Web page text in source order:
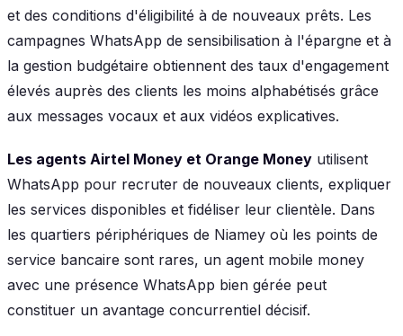
et des conditions d'éligibilité à de nouveaux prêts. Les
campagnes WhatsApp de sensibilisation à l'épargne et à
la gestion budgétaire obtiennent des taux d'engagement
élevés auprès des clients les moins alphabétisés grâce
aux messages vocaux et aux vidéos explicatives.
Les agents Airtel Money et Orange Money utilisent
WhatsApp pour recruter de nouveaux clients, expliquer
les services disponibles et fidéliser leur clientèle. Dans
les quartiers périphériques de Niamey où les points de
service bancaire sont rares, un agent mobile money
avec une présence WhatsApp bien gérée peut
constituer un avantage concurrentiel décisif.